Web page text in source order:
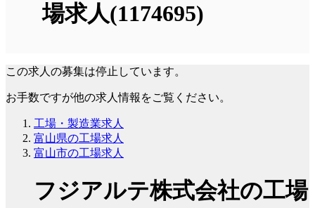
場求人(1174695)
この求人の募集は停止しています。
お手数ですが他の求人情報をご覧ください。
工場・製造業求人
富山県の工場求人
富山市の工場求人
フジアルテ株式会社の工場